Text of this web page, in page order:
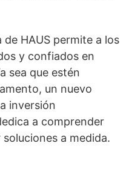
HAUS permite a los
y confiados en
sea que estén
un nuevo
inversión
a comprender
a medida.